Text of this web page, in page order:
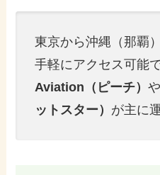
東京から沖縄（那覇
手軽にアクセス可能で
Aviation（ピーチ）
ットスター） が主に